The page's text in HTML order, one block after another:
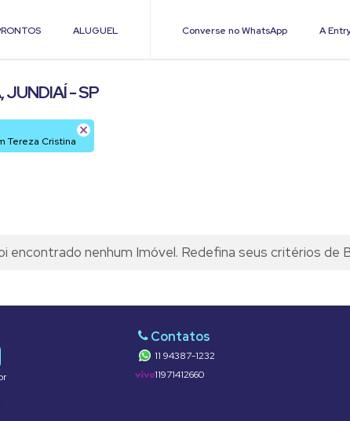
Converse no WhatsApp A
ALUGUEL
JUNDIAÍ - SP
Tereza Cristina
encontrado nenhum Imóvel. Redefina seus critérios de
11 94387-1232
11971412660